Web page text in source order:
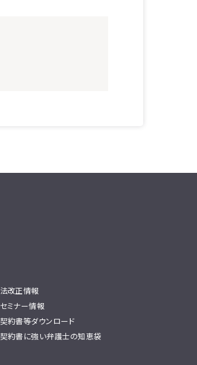
法改正情報
セミナー情報
契約書等ダウンロード
契約書に強い弁護士の知恵袋